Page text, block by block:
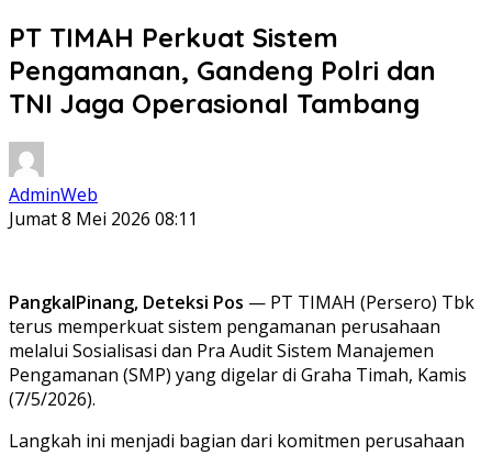
PT TIMAH Perkuat Sistem
Pengamanan, Gandeng Polri dan
TNI Jaga Operasional Tambang
AdminWeb
Jumat 8 Mei 2026 08:11
PangkalPinang, Deteksi Pos — PT TIMAH (Persero) Tbk
terus memperkuat sistem pengamanan perusahaan
melalui Sosialisasi dan Pra Audit Sistem Manajemen
Pengamanan (SMP) yang digelar di Graha Timah, Kamis
(7/5/2026).
Langkah ini menjadi bagian dari komitmen perusahaan